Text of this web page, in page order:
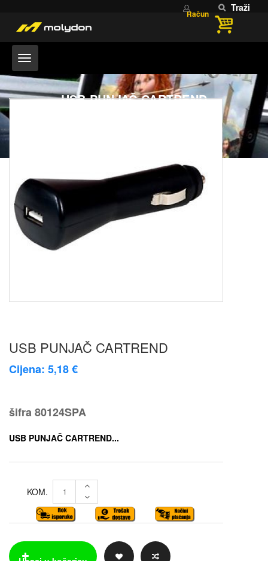
Račun
Traži
USB PUNJAČ CARTREND
USB PUNJAČ CARTREND
Cijena: 5,18 €
šifra80124SPA
USB PUNJAČ CARTREND...
KOM.